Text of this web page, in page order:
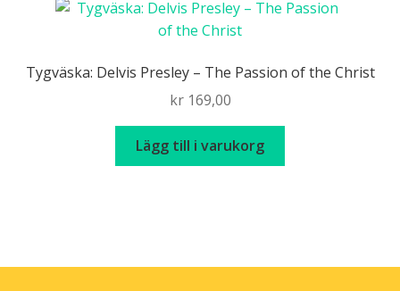
Tygväska: Delvis Presley – The Passion of the Christ
kr169,00
Lägg till i varukorg